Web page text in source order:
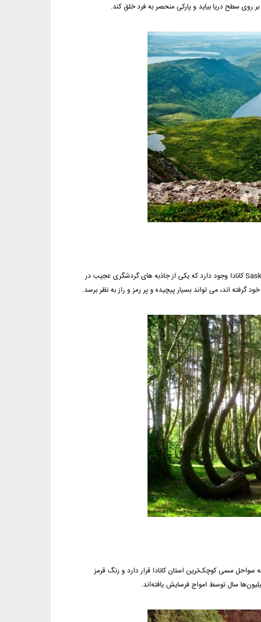
روی سطح دریا بیاید و پارکی منحصر به فرد خلق کند.
کانادا وجود دارد که یکی از جاذبه های گردشگری عجیب در
اند، می تواند بسیار پیچیده و پر رمز و راز به نظر برسد.
مسی کوچک‌ترین استان کانادا قرار دارد و رنگ قرمز
سال توسط امواج فرسایش یافته‌اند.